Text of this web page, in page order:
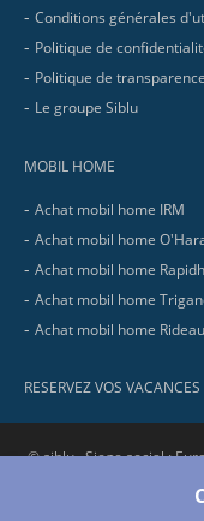
Conditions générales
Politique de
Politique de transparence
Le groupe Siblu
MOBIL HOME
Achat mobil home IRM
Achat mobil home
Achat mobil home
Achat mobil home
Achat mobil home Rideau
RESERVEZ VOS VACANCES
© siblu . Siege social :